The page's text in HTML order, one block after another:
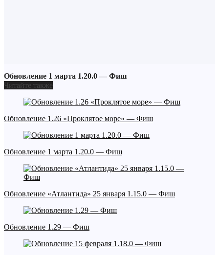
Обновление 1 марта 1.20.0 — Фиш
Читайте также
Обновление 1.26 «Проклятое море» — Фиш
Обновление 1 марта 1.20.0 — Фиш
Обновление «Атлантида» 25 января 1.15.0 — Фиш
Обновление 1.29 — Фиш